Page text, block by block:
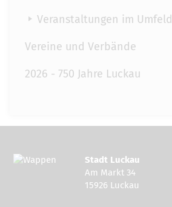
Veranstaltungen im Umfeld
Vereine und Verbände
2026 - 750 Jahre Luckau
Stadt Luckau
Am Markt 34
15926 Luckau